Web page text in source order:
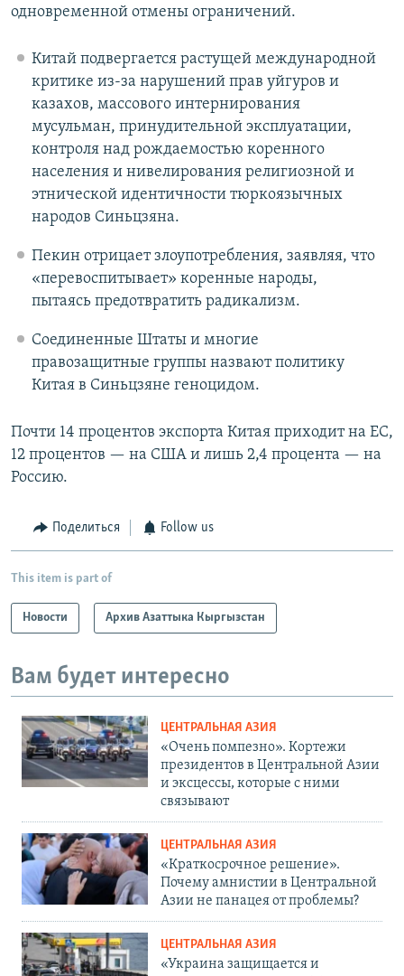
одновременной отмены ограничений.
Китай подвергается растущей международной
критике из-за нарушений прав уйгуров и
казахов, массового интернирования
мусульман, принудительной эксплуатации,
контроля над рождаемостью коренного
населения и нивелирования религиозной и
этнической идентичности тюркоязычных
народов Синьцзяна.
Пекин отрицает злоупотребления, заявляя, что
«перевоспитывает» коренные народы,
пытаясь предотвратить радикализм.
Соединенные Штаты и многие
правозащитные группы назвают политику
Китая в Синьцзяне геноцидом.
Почти 14 процентов экспорта Китая приходит на ЕС,
12 процентов — на США и лишь 2,4 процента — на
Россию.
Поделиться Follow us
This item is part of
Новости Архив Азаттыка Кыргызстан
Вам будет интересно
ЦЕНТРАЛЬНАЯ АЗИЯ
«Очень помпезно». Кортежи
президентов в Центральной Азии
и эксцессы, которые с ними
связывают
ЦЕНТРАЛЬНАЯ АЗИЯ
«Краткосрочное решение».
Почему амнистии в Центральной
Азии не панацея от проблемы?
ЦЕНТРАЛЬНАЯ АЗИЯ
«Украина защищается и